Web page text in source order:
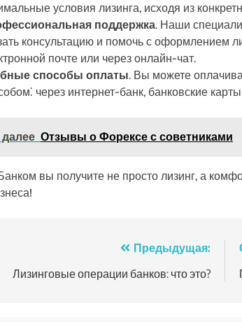
условия лизинга, исходя из
поддержка. Наши
консультацию и помочь с оформлением
почте или через онлайн-чат.
способы оплаты. Вы можете
через интернет-банк, банковские
Отзывы о Форексе с советниками
вы получите не просто лизинг, а
Предыдущая:
Лизинговые операции банков: что это?